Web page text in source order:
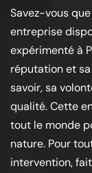
Savez-vous
entreprise
expérimenté à
réputation et
savoir, sa
qualité. Cette
tout le monde
nature. Pour
intervention,